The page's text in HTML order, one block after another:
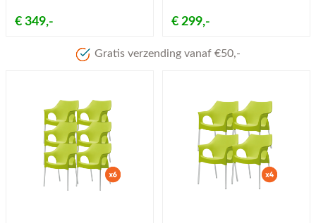
€ 349,- € 299,-
Gratis verzending vanaf €50,-